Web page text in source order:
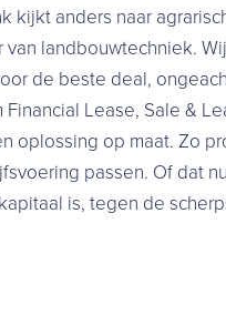
kijkt anders naar
van landbouwtechniek.
de beste deal,
Financial Lease, Sale &
oplossing op maat. Zo
passen. Of dat
is, tegen de